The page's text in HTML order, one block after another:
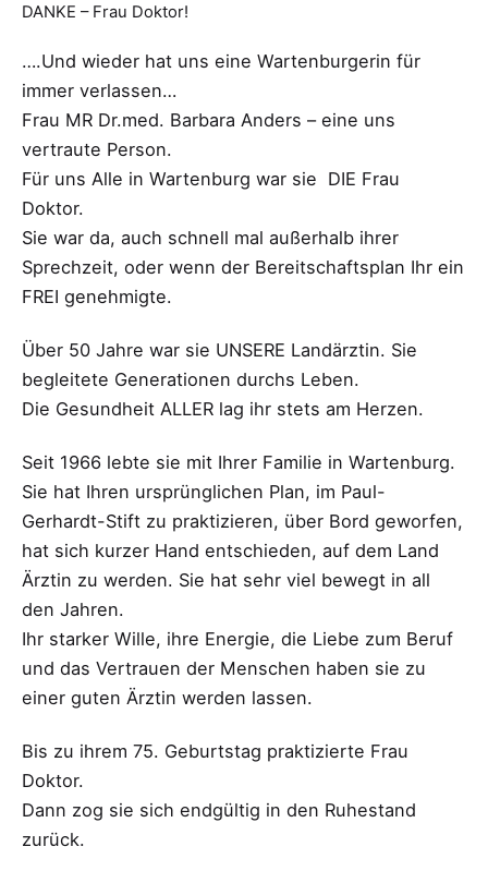
DANKE – Frau Doktor!
….Und wieder hat uns eine Wartenburgerin für
immer verlassen…
Frau MR Dr.med. Barbara Anders – eine uns
vertraute Person.
Für uns Alle in Wartenburg war sie DIE Frau
Doktor.
Sie war da, auch schnell mal außerhalb ihrer
Sprechzeit, oder wenn der Bereitschaftsplan Ihr ein
FREI genehmigte.
Über 50 Jahre war sie UNSERE Landärztin. Sie
begleitete Generationen durchs Leben.
Die Gesundheit ALLER lag ihr stets am Herzen.
Seit 1966 lebte sie mit Ihrer Familie in Wartenburg.
Sie hat Ihren ursprünglichen Plan, im Paul-
Gerhardt-Stift zu praktizieren, über Bord geworfen,
hat sich kurzer Hand entschieden, auf dem Land
Ärztin zu werden. Sie hat sehr viel bewegt in all
den Jahren.
Ihr starker Wille, ihre Energie, die Liebe zum Beruf
und das Vertrauen der Menschen haben sie zu
einer guten Ärztin werden lassen.
Bis zu ihrem 75. Geburtstag praktizierte Frau
Doktor.
Dann zog sie sich endgültig in den Ruhestand
zurück.